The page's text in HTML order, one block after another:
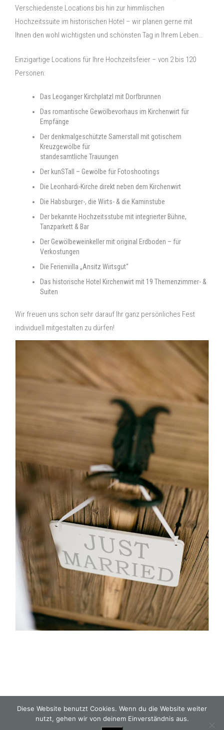
Verschiedenste Locations bis hin zur himmlischen
Hochzeitssuite im historischen Hotel – wir planen gerne mit
Ihnen den wohl wichtigsten und schönsten Tag in Ihrem Leben…
Einzigartige Locations für Ihre Hochzeitsfeier – von 2 bis 120
Personen:
Das Leoganger Kirchplatzl mit Dorfbrunnen
Das romantische Gewölbevorhaus im Kirchenwirt für
Empfänge
Der denkmalgeschützte Samerstall mit gotischem
Kreuzgewölbe für
standesamtliche Trauungen
Der kunSTall – Gewölbe für Fotoshootings
Die Leonhardi-Kirche direkt neben dem Kirchenwirt
Die Habsburger-, die Wirts- & die Kaminstube
Der bekannte Hochzeitsstube mit integrierter Bühne,
Tanzparkett & Bar
Der Gewölbeweinkeller mit original Erdboden – für
Verkostungen
Die Ferienvilla „Ansitz Wirtsgut“
Das historische Hotel Kirchenwirt mit 19 Themenzimmer- &
Suiten
Wir freuen uns schon sehr darauf Ihr ganz persönliches Fest
individuell mitgestalten zu dürfen!
Diese Website benutzt Cookies. Wenn du die Website weiter
nutzt, gehen wir von deinem Einverständnis aus.